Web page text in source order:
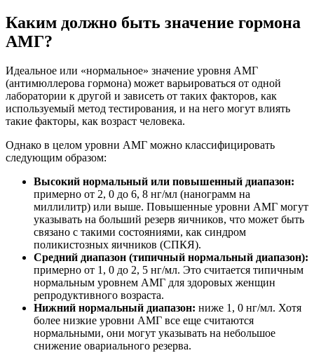
Каким должно быть значение гормона
АМГ?
Идеальное или «нормальное» значение уровня АМГ
(антимюллерова гормона) может варьироваться от одной
лаборатории к другой и зависеть от таких факторов, как
используемый метод тестирования, и на него могут влиять
такие факторы, как возраст человека.
Однако в целом уровни АМГ можно классифицировать
следующим образом:
Высокий нормальный или повышенный диапазон:
примерно от 2, 0 до 6, 8 нг/мл (нанограмм на
миллилитр) или выше. Повышенные уровни АМГ могут
указывать на больший резерв яичников, что может быть
связано с такими состояниями, как синдром
поликистозных яичников (СПКЯ).
Средний диапазон (типичный нормальный диапазон):
примерно от 1, 0 до 2, 5 нг/мл. Это считается типичным
нормальным уровнем АМГ для здоровых женщин
репродуктивного возраста.
Нижний нормальный диапазон: ниже 1, 0 нг/мл. Хотя
более низкие уровни АМГ все еще считаются
нормальными, они могут указывать на небольшое
снижение овариального резерва.